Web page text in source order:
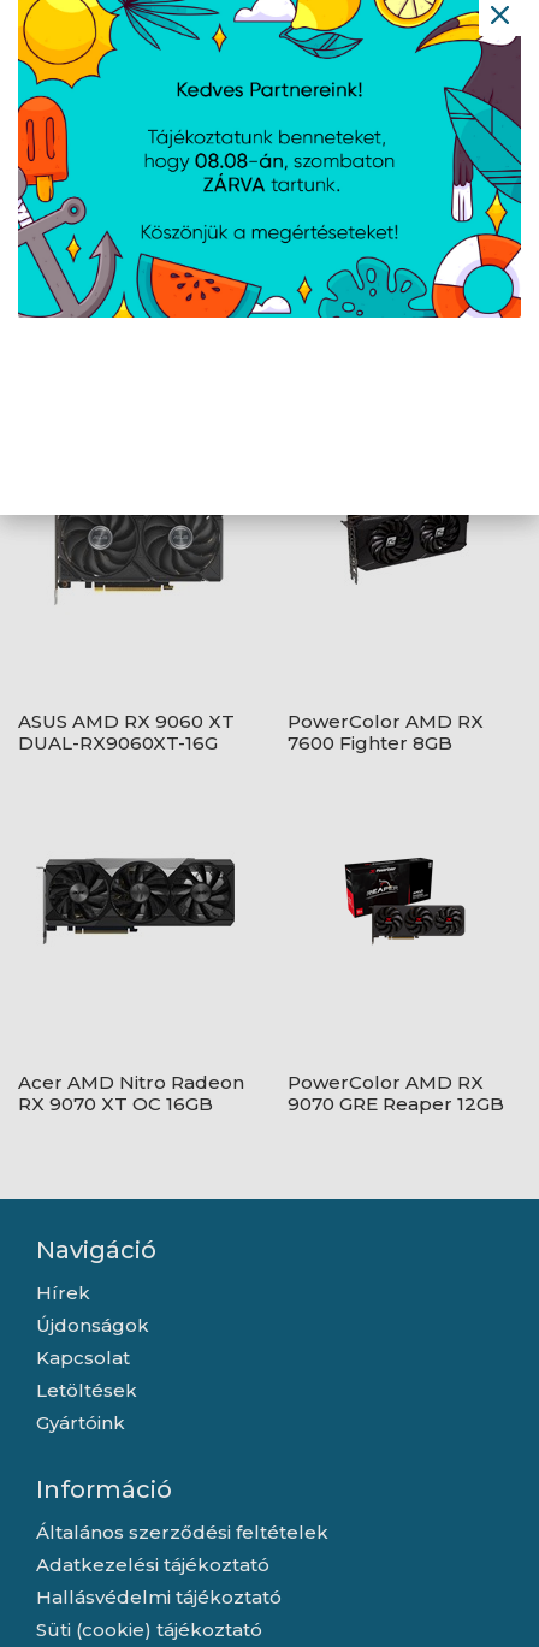
DVI-D portok
száma
0
DisplayPort száma
DVI-I portok
száma
0
A weboldalon esetlegesen előforduló elektronikus feltöltési,
technikai hibákért felelősséget nem vállalunk.
ASUS AMD RX 9060 XT
DUAL-RX9060XT-16G
PowerColor AMD RX
7600 Fighter 8GB
Acer AMD Nitro Radeon
RX 9070 XT OC 16GB
PowerColor AMD RX
9070 GRE Reaper 12GB
Navigáció
Hírek
Újdonságok
Kapcsolat
Letöltések
Gyártóink
Információ
Általános szerződési feltételek
Adatkezelési tájékoztató
Hallásvédelmi tájékoztató
Süti (cookie) tájékoztató